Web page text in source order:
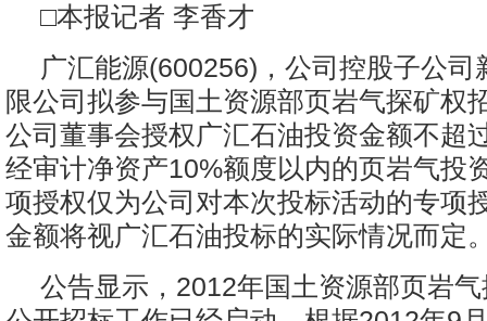
□本报记者 李香才
广汇能源(600256)，公司控股子公司
限公司拟参与国土资源部页岩气探矿权
公司董事会授权广汇石油投资金额不超
经审计净资产10%额度以内的页岩气投
项授权仅为公司对本次投标活动的专项
金额将视广汇石油投标的实际情况而定
公告显示，2012年国土资源部页岩